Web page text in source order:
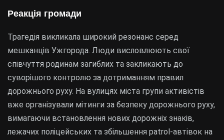
Реакція громади
Трагедія викликала широкий резонанс серед
мешканців Ужгорода. Люди висловлюють свої
співчуття родинам загиблих та закликають до
суворішого контролю за дотриманням правил
дорожнього руху. На вулицях міста групи активістів
вже організували мітинги за безпеку дорожнього руху,
вимагаючи встановлення нових дорожніх знаків,
лежачих поліцейських та збільшення patrol-автівок на